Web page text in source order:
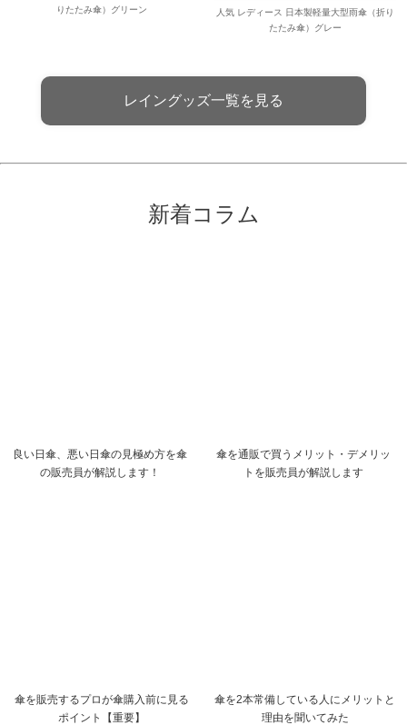
りたたみ傘）グリーン
人気 レディース 日本製軽量大型雨傘（折り
たたみ傘）グレー
レイングッズ一覧を見る
新着コラム
良い日傘、悪い日傘の見極め方を傘
の販売員が解説します！
傘を通販で買うメリット・デメリッ
トを販売員が解説します
傘を販売するプロが傘購入前に見る
ポイント【重要】
傘を2本常備している人にメリットと
理由を聞いてみた